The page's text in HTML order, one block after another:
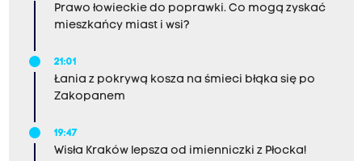
Prawo łowieckie do poprawki. Co mogą zyskać
mieszkańcy miast i wsi?
21:01
Łania z pokrywą kosza na śmieci błąka się po
Zakopanem
19:47
Wisła Kraków lepsza od imienniczki z Płocka!